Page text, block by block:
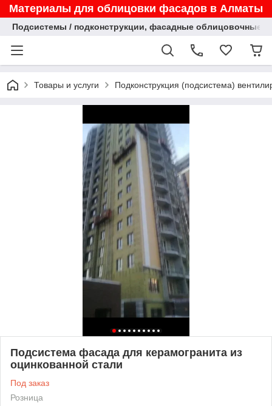
Материалы для облицовки фасадов в Алматы
Подсистемы / подконструкции, фасадные облицовочные
Товары и услуги Подконструкция (подсистема)
Подсистема фасада для керамогранита из
оцинкованной стали
Под заказ
Розница